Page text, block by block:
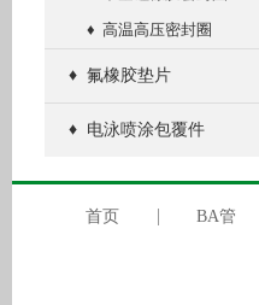
♦ 高温高压密封圈
♦ 氟橡胶垫片
♦ 电泳喷涂包覆件
首页 BA管